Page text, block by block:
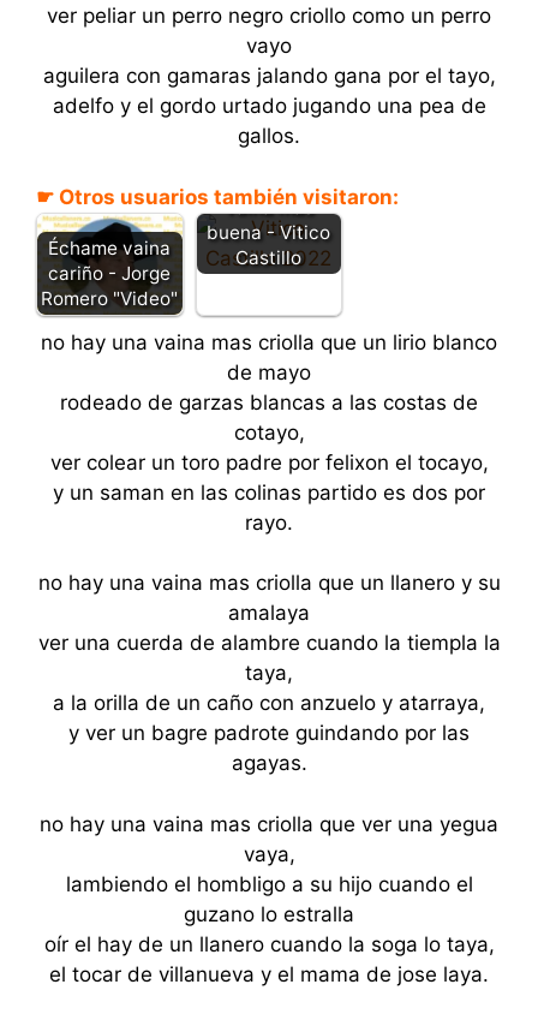
ver peliar un perro negro criollo como un perro
vayo
aguilera con gamaras jalando gana por el tayo,
adelfo y el gordo urtado jugando una pea de
gallos.
☛ Otros usuarios también visitaron:
Échame vaina
cariño - Jorge
Romero "Video"
vaina más
buena - Vitico
Castillo
no hay una vaina mas criolla que un lirio blanco
de mayo
rodeado de garzas blancas a las costas de
cotayo,
ver colear un toro padre por felixon el tocayo,
y un saman en las colinas partido es dos por
rayo.
no hay una vaina mas criolla que un llanero y su
amalaya
ver una cuerda de alambre cuando la tiempla la
taya,
a la orilla de un caño con anzuelo y atarraya,
y ver un bagre padrote guindando por las
agayas.
no hay una vaina mas criolla que ver una yegua
vaya,
lambiendo el hombligo a su hijo cuando el
guzano lo estralla
oír el hay de un llanero cuando la soga lo taya,
el tocar de villanueva y el mama de jose laya.